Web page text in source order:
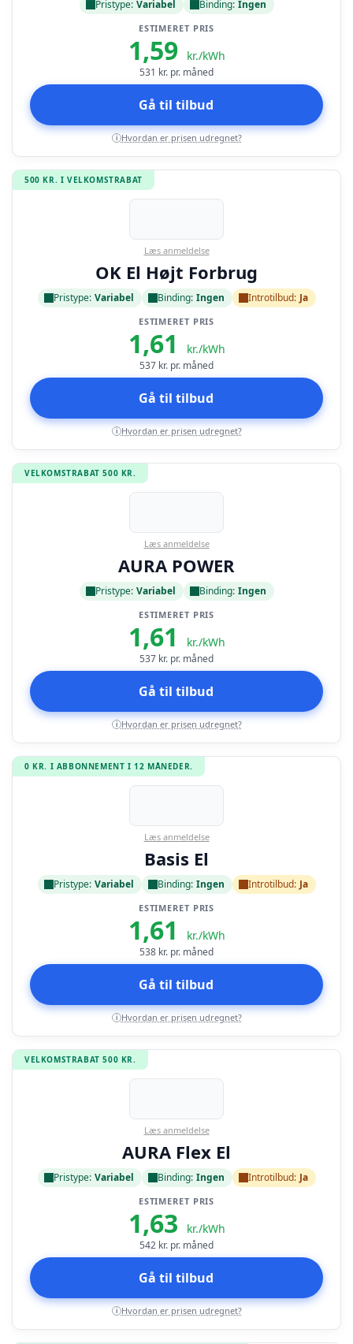
Pristype: Variabel Binding: Ingen
ESTIMERET PRIS
1,59 kr./kWh
531 kr. pr. måned
Gå til tilbud
i Hvordan er prisen udregnet?
500 KR. I VELKOMSTRABAT
Læs anmeldelse
OK El Højt Forbrug
Pristype: Variabel Binding: Ingen Introtilbud: Ja
ESTIMERET PRIS
1,61 kr./kWh
537 kr. pr. måned
Gå til tilbud
i Hvordan er prisen udregnet?
VELKOMSTRABAT 500 KR.
Læs anmeldelse
AURA POWER
Pristype: Variabel Binding: Ingen
ESTIMERET PRIS
1,61 kr./kWh
537 kr. pr. måned
Gå til tilbud
i Hvordan er prisen udregnet?
0 KR. I ABBONNEMENT I 12 MÅNEDER.
Læs anmeldelse
Basis El
Pristype: Variabel Binding: Ingen Introtilbud: Ja
ESTIMERET PRIS
1,61 kr./kWh
538 kr. pr. måned
Gå til tilbud
i Hvordan er prisen udregnet?
VELKOMSTRABAT 500 KR.
Læs anmeldelse
AURA Flex El
Pristype: Variabel Binding: Ingen Introtilbud: Ja
ESTIMERET PRIS
1,63 kr./kWh
542 kr. pr. måned
Gå til tilbud
i Hvordan er prisen udregnet?